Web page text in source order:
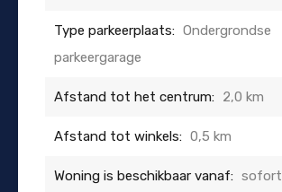
Type parkeerplaats: Ondergrondse
parkeergarage
Afstand tot het centrum: 2,0 km
Afstand tot winkels: 0,5 km
Woning is beschikbaar vanaf: sofort